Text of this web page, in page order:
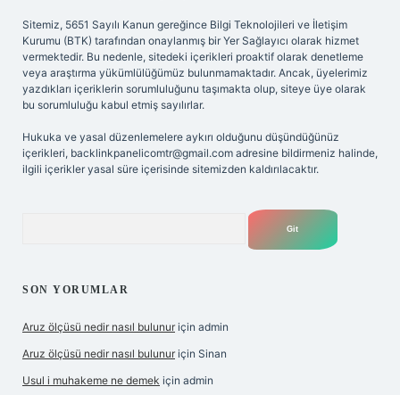
Sitemiz, 5651 Sayılı Kanun gereğince Bilgi Teknolojileri ve İletişim
Kurumu (BTK) tarafından onaylanmış bir Yer Sağlayıcı olarak hizmet
vermektedir. Bu nedenle, sitedeki içerikleri proaktif olarak denetleme
veya araştırma yükümlülüğümüz bulunmamaktadır. Ancak, üyelerimiz
yazdıkları içeriklerin sorumluluğunu taşımakta olup, siteye üye olarak
bu sorumluluğu kabul etmiş sayılırlar.
Hukuka ve yasal düzenlemelere aykırı olduğunu düşündüğünüz
içerikleri, backlinkpanelicomtr@gmail.com adresine bildirmeniz halinde,
ilgili içerikler yasal süre içerisinde sitemizden kaldırılacaktır.
SON YORUMLAR
Aruz ölçüsü nedir nasıl bulunur için admin
Aruz ölçüsü nedir nasıl bulunur için Sinan
Usul i muhakeme ne demek için admin